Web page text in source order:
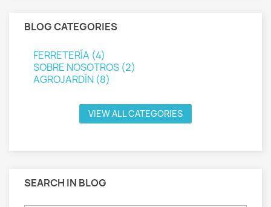
BLOG CATEGORIES
FERRETERÍA (4)
SOBRE NOSOTROS (2)
AGROJARDÍN (8)
VIEW ALL CATEGORIES
SEARCH IN BLOG